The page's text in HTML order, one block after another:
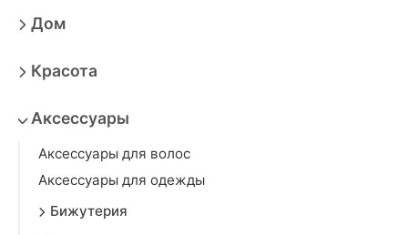
Дом
Красота
Аксессуары
Аксессуары для волос
Аксессуары для одежды
Бижутерия